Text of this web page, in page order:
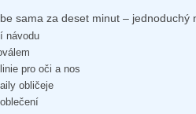
sama za deset minut – jednoduchý
návodu
pro oči a nos
obličeje